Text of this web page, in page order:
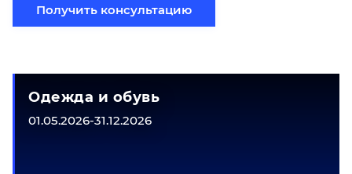
Получить консультацию
Одежда и обувь
01.05.2026-31.12.2026